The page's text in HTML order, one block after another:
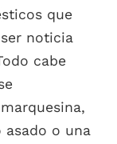
que
noticia
cabe
asado o una